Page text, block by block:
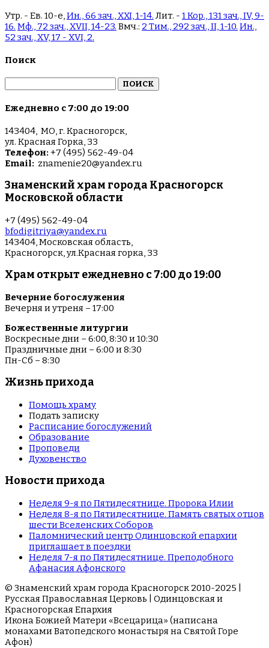
Утр. - Ев. 10-е,Ин., 66 зач., XXI, 1-14. Лит. - 1 Кор., 131 зач., IV, 9-
16. Мф., 72 зач., XVII, 14-23. Вмч.: 2 Тим., 292 зач., II, 1-10. Ин.,
52 зач., XV, 17 - XVI, 2.
Поиск
Ежедневно с 7:00 до 19:00
143404, МО, г. Красногорск,
ул. Красная Горка, 33
Телефон: +7 (495) 562-49-04
Email: znamenie20@yandex.ru
Знаменский храм города Красногорск
Московской области
+7 (495) 562-49-04
bfodigitriya@yandex.ru
143404, Московская область,
Красногорск, ул.Красная горка, 33
Храм открыт ежедневно с 7:00 до 19:00
Вечерние богослужения
Вечерня и утреня – 17:00
Божественные литургии
Воскресные дни – 6:00, 8:30 и 10:30
Праздничные дни – 6:00 и 8:30
Пн-Сб – 8:30
Жизнь прихода
Помощь храму
Подать записку
Расписание богослужений
Образование
Проповеди
Духовенство
Новости прихода
Неделя 9-я по Пятидесятнице. Пророка Илии
Неделя 8-я по Пятидесятнице. Память святых отцов
шести Вселенских Соборов
Паломнический центр Одинцовской епархии
приглашает в поездки
Неделя 7-я по Пятидесятнице. Преподобного
Афанасия Афонского
© Знаменский храм города Красногорск 2010-2025 |
Русская Православная Церковь | Одинцовская и
Красногорская Епархия
Икона Божией Матери «Всецарица» (написана
монахами Ватопедского монастыря на Cвятой Горе
Афон)